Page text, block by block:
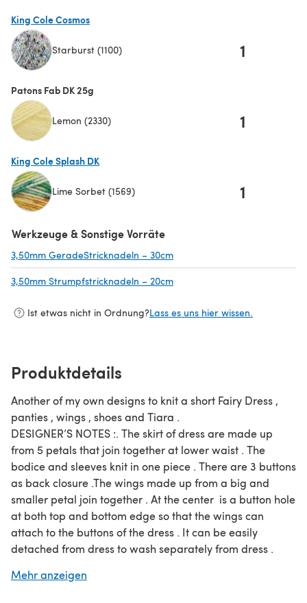
King Cole Cosmos
Starburst (1100) 1
Patons Fab DK 25g
Lemon (2330) 1
King Cole Splash DK
Lime Sorbet (1569) 1
Werkzeuge & Sonstige Vorräte
3,50mm GeradeStricknadeln – 30cm
3,50mm Strumpfstricknadeln – 20cm
Ist etwas nicht in Ordnung?Lass es uns hier wissen.
Produktdetails
Another of my own designs to knit a short Fairy Dress ,
panties , wings , shoes and Tiara .
DESIGNER’S NOTES :. The skirt of dress are made up
from 5 petals that join together at lower waist . The
bodice and sleeves knit in one piece . There are 3 buttons
as back closure .The wings made up from a big and
smaller petal join together . At the center is a button hole
at both top and bottom edge so that the wings can
attach to the buttons of the dress . It can be easily
detached from dress to wash separately from dress .
stitch and the 2nd using self pattering yarn .
Mehr anzeigen